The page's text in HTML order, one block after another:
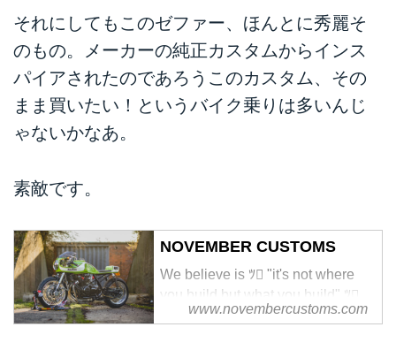
それにしてもこのゼファー、ほんとに秀麗そ
のもの。メーカーの純正カスタムからインス
パイアされたのであろうこのカスタム、その
まま買いたい！というバイク乗りは多いんじ
ゃないかなあ。
素敵です。
NOVEMBER CUSTOMS
We believe is ﾂ "it's not where
you build but what you build" ﾂ
All bikesﾂdeserveﾂa second
www.novembercustoms.com